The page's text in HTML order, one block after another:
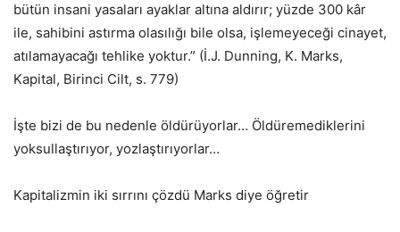
bütün insani yasaları ayaklar altına aldırır; yüzde 300 kâr
ile, sahibini astırma olasılığı bile olsa, işlemeyeceği cinayet,
atılamayacağı tehlike yoktur.” (İ.J. Dunning, K. Marks,
Kapital, Birinci Cilt, s. 779)
İşte bizi de bu nedenle öldürüyorlar… Öldüremediklerini
yoksullaştırıyor, yozlaştırıyorlar…
Kapitalizmin iki sırrını çözdü Marks diye öğretir